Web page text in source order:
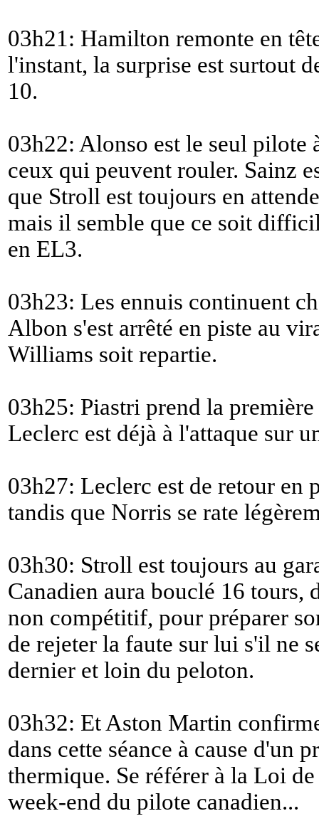
03h21: Hamilton remonte en
l'instant, la surprise est surtout
10.
03h22: Alonso est le seul pilote
ceux qui peuvent rouler. Sainz
que Stroll est toujours en
mais il semble que ce soit
en EL3.
03h23: Les ennuis continuent
Albon s'est arrêté en piste au
Williams soit repartie.
03h25: Piastri prend la
Leclerc est déjà à l'attaque sur
03h27: Leclerc est de retour en
tandis que Norris se rate
03h30: Stroll est toujours au
Canadien aura bouclé 16 tours,
non compétitif, pour préparer
de rejeter la faute sur lui s'il ne
dernier et loin du peloton.
03h32: Et Aston Martin
dans cette séance à cause d'un
thermique. Se référer à la Loi
week-end du pilote canadien...